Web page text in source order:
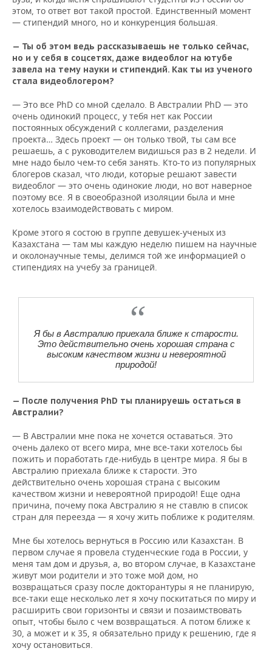
этом, то ответ вот такой простой. Единственный момент
— стипендий много, но и конкуренция большая.
— Ты об этом ведь рассказываешь не только сейчас,
но и у себя в соцсетях, даже видеоблог на ютубе
завела на тему науки и стипендий. Как ты из ученого
стала видеоблогером?
— Это все PhD со мной сделало. В Австралии PhD — это
очень одинокий процесс, у тебя нет как России
постоянных обсуждений с коллегами, разделения
проекта… Здесь проект — он только твой, ты сам все
решаешь, а с руководителем видишься раз в 2 недели. И
мне надо было чем-то себя занять. Кто-то из популярных
блогеров сказал, что люди, которые решают завести
видеоблог — это очень одинокие люди, но вот наверное
поэтому все. Я в своеобразной изоляции была и мне
хотелось взаимодействовать с миром.
Кроме этого я состою в группе девушек-ученых из
Казахстана — там мы каждую неделю пишем на научные
и околонаучные темы, делимся той же информацией о
стипендиях на учебу за границей.
Я бы в Австралию приехала ближе к старости.
Это действительно очень хорошая страна с
высоким качеством жизни и невероятной
природой!
— После получения PhD ты планируешь остаться в
Австралии?
— В Австралии мне пока не хочется оставаться. Это
очень далеко от всего мира, мне все-таки хотелось бы
пожить и поработать где-нибудь в центре мира. Я бы в
Австралию приехала ближе к старости. Это
действительно очень хорошая страна с высоким
качеством жизни и невероятной природой! Еще одна
причина, почему пока Австралию я не ставлю в список
стран для переезда — я хочу жить поближе к родителям.
Мне бы хотелось вернуться в Россию или Казахстан. В
первом случае я провела студенческие года в России, у
меня там дом и друзья, а, во втором случае, в Казахстане
живут мои родители и это тоже мой дом, но
возвращаться сразу после докторантуры я не планирую,
все-таки еще несколько лет я хочу поскитаться по миру и
расширить свои горизонты и связи и позаимствовать
опыт, чтобы было с чем возвращаться. А потом ближе к
30, а может и к 35, я обязательно приду к решению, где я
хочу остановиться.